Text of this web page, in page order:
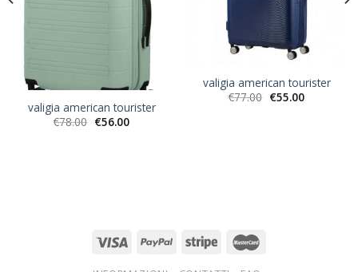
valigia american tourister
€78.00 €56.00
valigia american tourister
€77.00 €55.00